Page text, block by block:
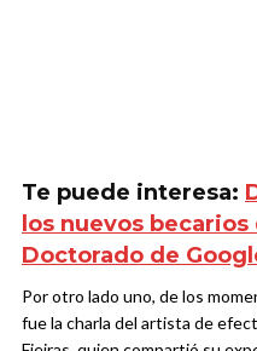
Te puede interesa:
los nuevos
Doctorado de
Por otro lado uno, de los
fue la charla del artista de